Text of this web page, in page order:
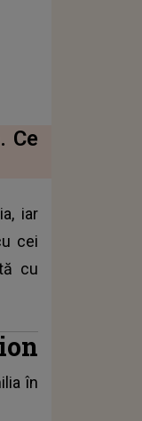
Ce
iar
cei
cu
în